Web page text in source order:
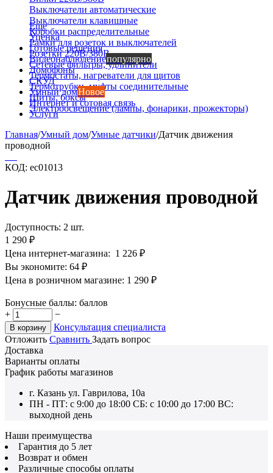
Выключатели автоматические
Выключатели клавишные
Коробки распределительные
Рамки для розеток и выключателей
Розетки 220В/380В
Сетевые фильтры, удлинители
Термостаты, нагреватели для щитов
Термотрубки, муфты соединительные
Щиты, боксы
Электроосвещение (лампы, фонарики, прожекторы)
Еще
Уценка
Готовые решения
Видеонаблюдениепопулярно
Домофоны
СКУД
Умный домНовое
Интернет и сотовая связь
Услуги
Главная/Умный дом/Умные датчики/Датчик движения
проводной
КОД: ec01013
Датчик движения проводной
Доступность: 2 шт.
1 290 ₽
Цена интернет-магазина: 1 226 ₽
Вы экономите: 64 ₽
Цена в розничном магазине: 1 290 ₽
Бонусные баллы: баллов
+
−
В корзину
Консультация специалиста
Отложить Сравнить Задать вопрос
Доставка
Варианты оплаты
График работы магазинов
г. Казань ул. Гаврилова, 10а
ПН - ПТ: с 9:00 до 18:00 СБ: с 10:00 до 17:00 ВС:
выходной день
Наши преимущества
Гарантия до 5 лет
Возврат и обмен
Различные способы оплаты